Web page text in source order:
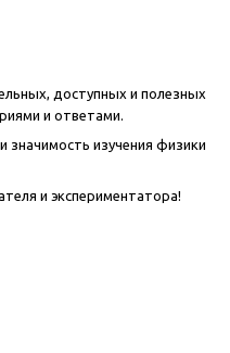
доступных и полезных
и ответами.
значимость изучения физики
и экспериментатора!